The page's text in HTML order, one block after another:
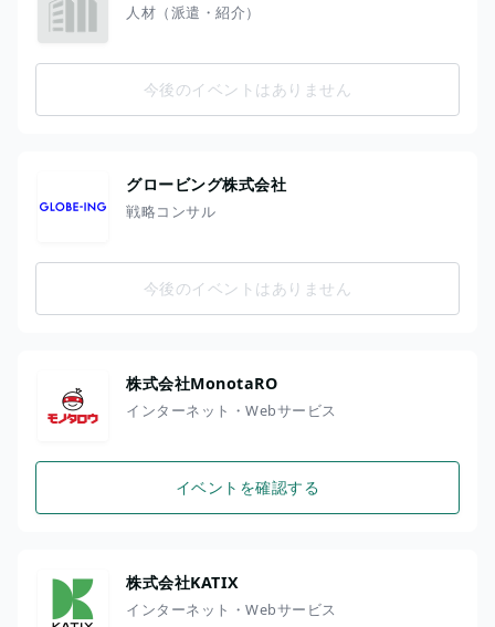
人材（派遣・紹介）
今後のイベントはありません
グロービング株式会社
戦略コンサル
今後のイベントはありません
株式会社MonotaRO
インターネット・Webサービス
イベントを確認する
株式会社KATIX
インターネット・Webサービス